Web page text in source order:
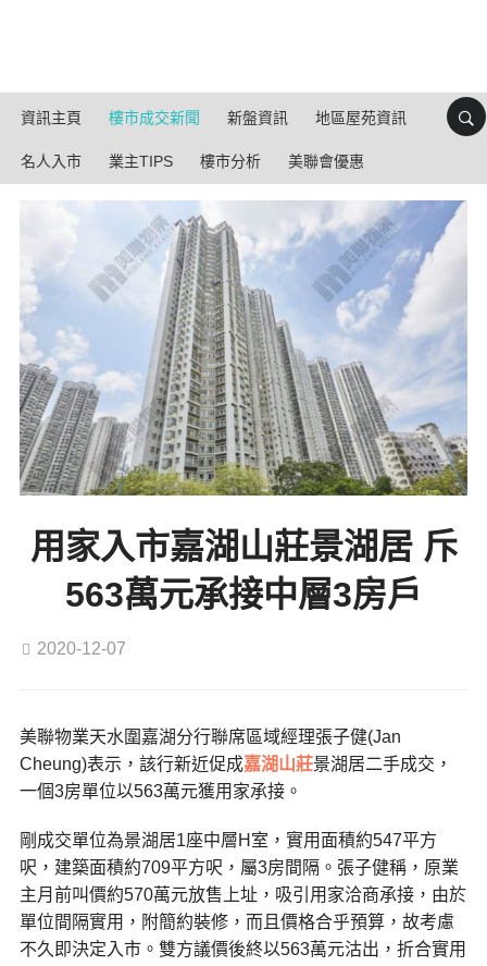
資訊主頁 樓市成交新聞 新盤資訊 地區屋苑資訊
名人入市 業主TIPS 樓市分析 美聯會優惠
用家入市嘉湖山莊景湖居 斥
563萬元承接中層3房戶
2020-12-07
美聯物業天水圍嘉湖分行聯席區域經理張子健(Jan
Cheung)表示，該行新近促成嘉湖山莊景湖居二手成交，
一個3房單位以563萬元獲用家承接。
剛成交單位為景湖居1座中層H室，實用面積約547平方
呎，建築面積約709平方呎，屬3房間隔。張子健稱，原業
主月前叫價約570萬元放售上址，吸引用家洽商承接，由於
單位間隔實用，附簡約裝修，而且價格合乎預算，故考慮
不久即決定入市。雙方議價後終以563萬元沽出，折合實用